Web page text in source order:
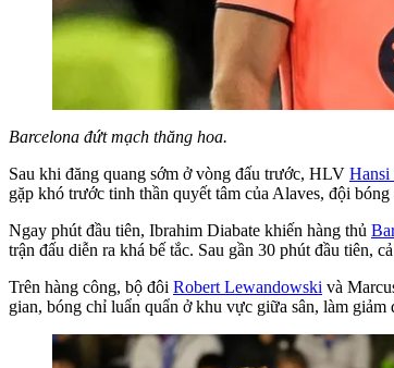
Barcelona đứt mạch thăng hoa.
Sau khi đăng quang sớm ở vòng đấu trước, HLV
gặp khó trước tinh thần quyết tâm của Alaves, đội
Ngay phút đầu tiên, Ibrahim Diabate khiến hàng thủ
trận đấu diễn ra khá bế tắc. Sau gần 30 phút đầu tiên,
Trên hàng công, bộ đôi Robert Lewandowski và
gian, bóng chỉ luẩn quẩn ở khu vực giữa sân, làm